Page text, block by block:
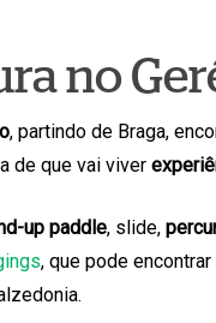
no
, partindo de Braga,
de que vai viver
up paddle, slide,
, que pode encontrar